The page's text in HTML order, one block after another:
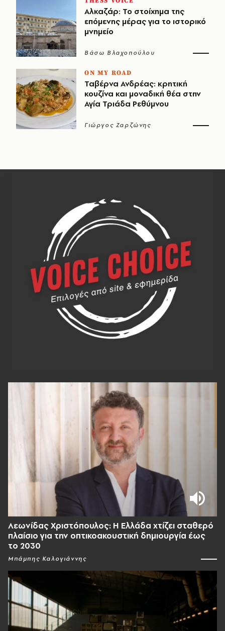
Αλκαζάρ: Το στοίχημα της
επόμενης μέρας για το ιστορικό
μνημείο
Βάσω Βλαχοπούλου
ON MY ROAD
Ταβέρνα Ανδρέας: κρητική
κουζίνα και μοναδική θέα στην
Αγία Τριάδα Ρεθύμνου
Γιώργος Ζαρζώνης
Λεωνίδας Χριστόπουλος: Η Ελλάδα χτίζει σταθερό
πλαίσιο για την οπτικοακουστική δημιουργία έως
το 2030
Μπάμπης Καλογιάννης